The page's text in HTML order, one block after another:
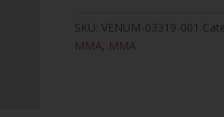
SKU: VENUM-03319-001
MMA, MMA